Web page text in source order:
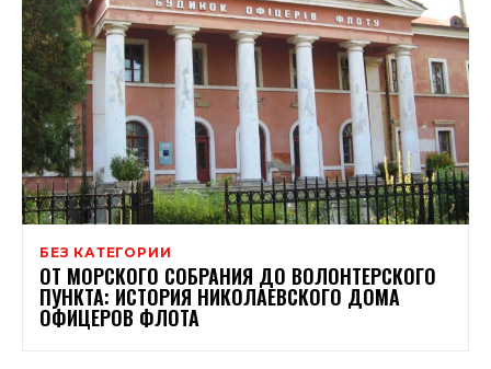
БЕЗ КАТЕГОРИИ
ОТ МОРСКОГО СОБРАНИЯ ДО ВОЛОНТЕРСКОГО
ПУНКТА: ИСТОРИЯ НИКОЛАЕВСКОГО ДОМА
ОФИЦЕРОВ ФЛОТА